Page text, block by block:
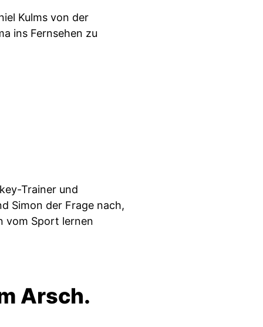
Kulms von der
ins Fernsehen zu
Trainer und
Simon der Frage nach,
vom Sport lernen
Arsch.